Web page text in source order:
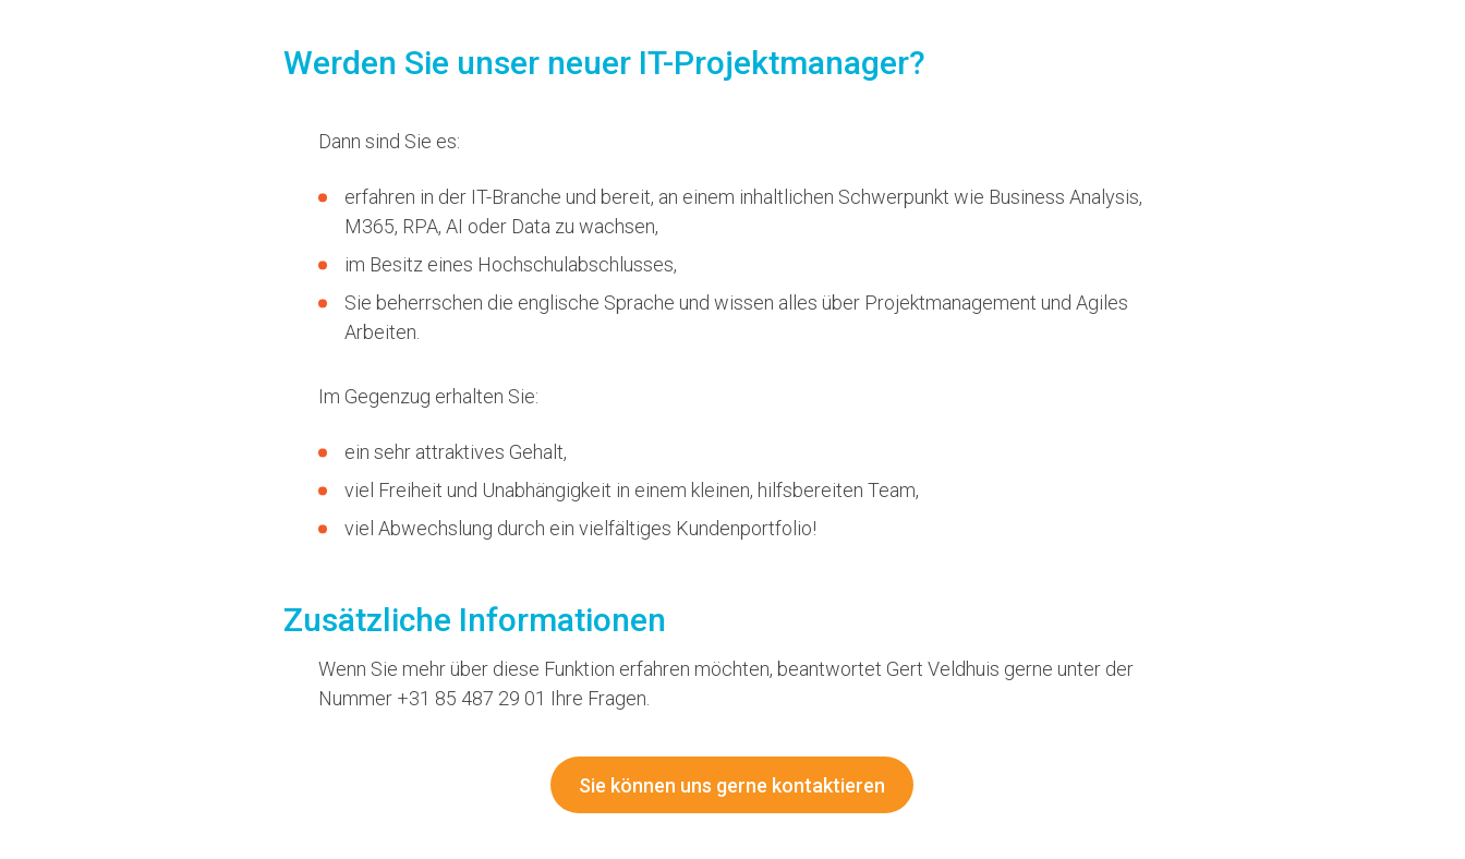
Werden Sie unser neuer IT-Projektmanager?
Dann sind Sie es:
erfahren in der IT-Branche und bereit, an einem inhaltlichen Schwerpunkt wie Business Analysis,
M365, RPA, AI oder Data zu wachsen,
im Besitz eines Hochschulabschlusses,
Sie beherrschen die englische Sprache und wissen alles über Projektmanagement und Agiles
Arbeiten.
Im Gegenzug erhalten Sie:
ein sehr attraktives Gehalt,
viel Freiheit und Unabhängigkeit in einem kleinen, hilfsbereiten Team,
viel Abwechslung durch ein vielfältiges Kundenportfolio!
Zusätzliche Informationen
Wenn Sie mehr über diese Funktion erfahren möchten, beantwortet Gert Veldhuis gerne unter der
Nummer +31 85 487 29 01 Ihre Fragen.
Sie können uns gerne kontaktieren